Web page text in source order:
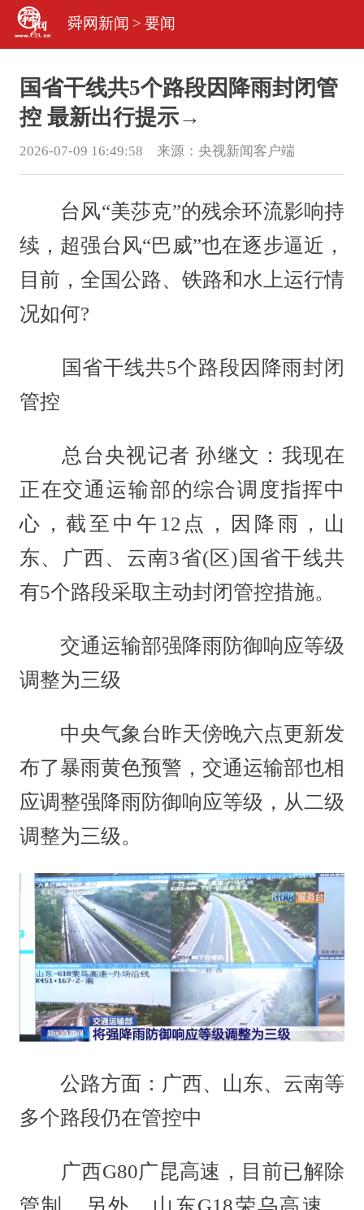
舜网新闻 > 要闻
国省干线共5个路段因降雨封闭管
控 最新出行提示→
2026-07-09 16:49:58 来源： 央视新闻客户端
台风“美莎克”的残余环流影响持
续，超强台风“巴威”也在逐步逼近，
目前，全国公路、铁路和水上运行情
况如何?
国省干线共5个路段因降雨封闭
管控
总台央视记者 孙继文：我现在
正在交通运输部的综合调度指挥中
心，截至中午12点，因降雨，山
东、广西、云南3省(区)国省干线共
有5个路段采取主动封闭管控措施。
交通运输部强降雨防御响应等级
调整为三级
中央气象台昨天傍晚六点更新发
布了暴雨黄色预警，交通运输部也相
应调整强降雨防御响应等级，从二级
调整为三级。
公路方面：广西、山东、云南等
多个路段仍在管控中
广西G80广昆高速，目前已解除